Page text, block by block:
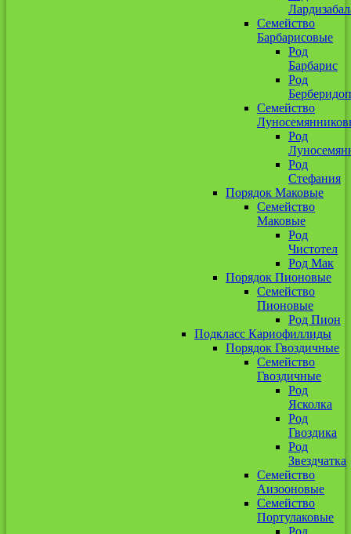
Семейство
Барбарисовые
Род
Барбарис
Род
Семейство
Род
Род
Стефания
Порядок Маковые
Семейство
Маковые
Род
Чистотел
Род Мак
Порядок Пионовые
Семейство
Пионовые
Род Пион
Подкласс Кариофиллиды
Порядок Гвоздичные
Семейство
Гвоздичные
Род
Ясколка
Род
Гвоздика
Род
Звездчатка
Семейство
Аизооновые
Семейство
Портулаковые
Род